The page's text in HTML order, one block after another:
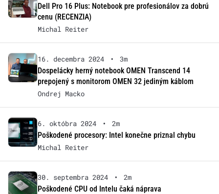
Dell Pro 16 Plus: Notebook pre profesionálov za dobrú
cenu (RECENZIA)
Michal Reiter
16. decembra 2024 •
3m
Dospelácky herný notebook OMEN Transcend 14
prepojený s monitorom OMEN 32 jediným káblom
Ondrej Macko
6. októbra 2024 •
2m
Poškodené procesory: Intel konečne priznal chybu
Michal Reiter
30. septembra 2024 •
2m
Poškodené CPU od Intelu čaká náprava